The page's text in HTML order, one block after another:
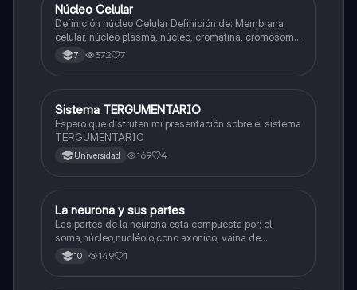
Biologia
Núcleo Celular
Definición núcleo Celular Definición de: Membrana
celular, núcleo plasma, núcleo, cromatina, cromosoma
Interfase Fases de la interfase
7 372 7
Biologia
Sistema TERGUMENTARIO
Espero que disfruten mi presentación sobre el sistema
TERGUMENTARIO
Universidad 169 4
Biologia
La neurona y sus partes
Las partes de la neurona esta compuesta por; el
soma,núcleo,nucléolo,cono axonico, vaina de
mielina,celula schwan,núcleo de schwann,nódulo de
Ranvier,terminal axonico Arborizacion terminal, botón
10 149 1